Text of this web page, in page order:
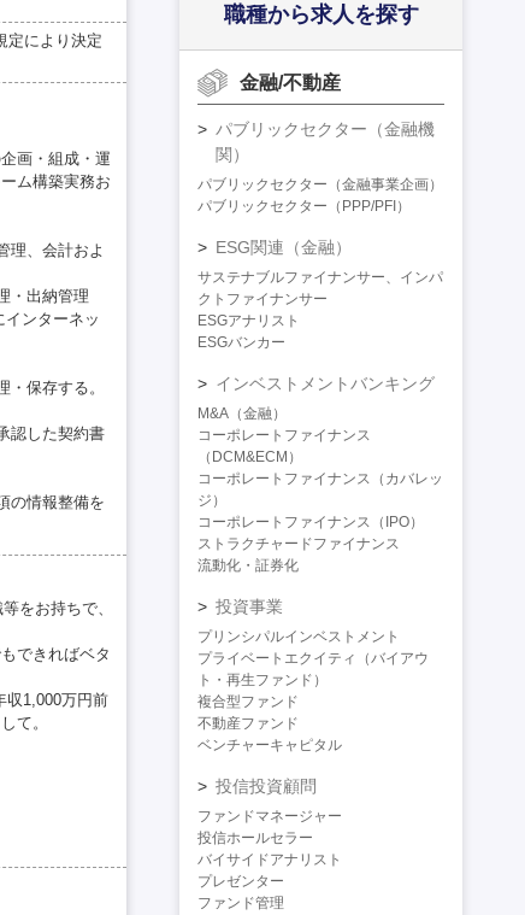
定により決定
画・組成・運
ム構築実務お
理、会計およ
・出納管理
ンターネッ
保存する。
認した契約書
の情報整備を
をお持ちで、
できればベタ
収1,000万円前
て。
職種から求人を探す
金融/不動産
パブリックセクター（金融機
関）
パブリックセクター（金融事業企画）
パブリックセクター（PPP/PFI）
ESG関連（金融）
サステナブルファイナンサー、インパ
クトファイナンサー
ESGアナリスト
ESGバンカー
インベストメントバンキング
M&A（金融）
コーポレートファイナンス
（DCM&ECM）
コーポレートファイナンス（カバレッ
ジ）
コーポレートファイナンス（IPO）
ストラクチャードファイナンス
流動化・証券化
投資事業
プリンシパルインベストメント
プライベートエクイティ（バイアウ
ト・再生ファンド）
複合型ファンド
不動産ファンド
ベンチャーキャピタル
投信投資顧問
ファンドマネージャー
投信ホールセラー
バイサイドアナリスト
プレゼンター
ファンド管理